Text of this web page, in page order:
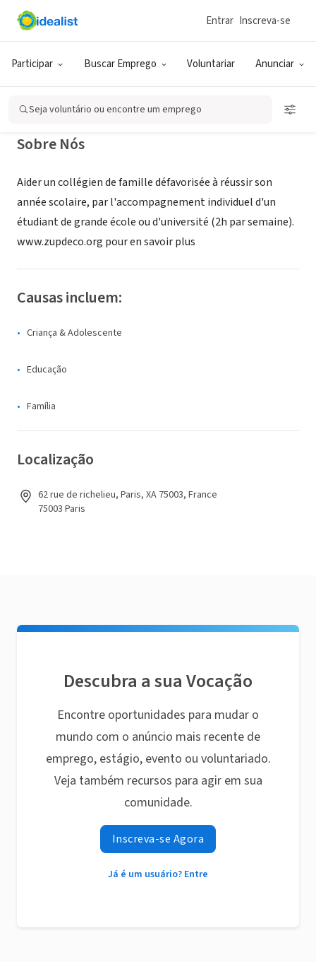
Participar Buscar Emprego Voluntariar Anunciar
Entrar Inscreva-se
Seja voluntário ou encontre um emprego
ONG (SETOR SOCIAL)
Zup de co
Sobre Nós
Aider un collégien de famille défavorisée à réussir son
année scolaire, par l'accompagnement individuel d'un
étudiant de grande école ou d'université (2h par semaine).
www.zupdeco.org pour en savoir plus
Causas incluem:
Criança & Adolescente
Educação
Família
Localização
62 rue de richelieu, Paris, XA 75003, France
75003 Paris
Descubra a sua Vocação
Encontre oportunidades para mudar o
mundo com o anúncio mais recente de
emprego, estágio, evento ou voluntariado.
Veja também recursos para agir em sua
comunidade.
Inscreva-se Agora
Já é um usuário? Entre